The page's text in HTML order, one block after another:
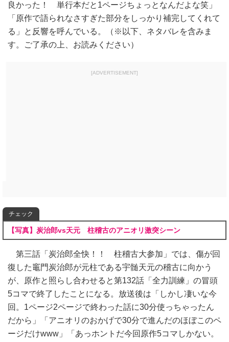
良かった！ 単行本だと1ページちょっとなんだよな笑」
「原作で語られなさすぎた部分をしっかり補完してくれて
る」と反響を呼んでいる。（※以下、ネタバレを含みま
す。ご了承の上、お読みください）
[ADVERTISEMENT]
チェック
【写真】炭治郎vs天元 柱稽古のアニオリ激突シーン
第三話「炭治郎全快！！ 柱稽古大参加」では、傷が回
復した竈門炭治郎が元柱である宇髄天元の稽古に向かう
が、原作と照らし合わせると第132話「全力訓練」の冒頭
5コマで終了したことになる。放送後は「しかし凄いな今
回。1ページ2ページで終わった話に30分使っちゃったん
だから」「アニオリのおかげで30分で進んだのほぼこのペ
ージだけwww」「あっホントだ今回原作5コマしかない。